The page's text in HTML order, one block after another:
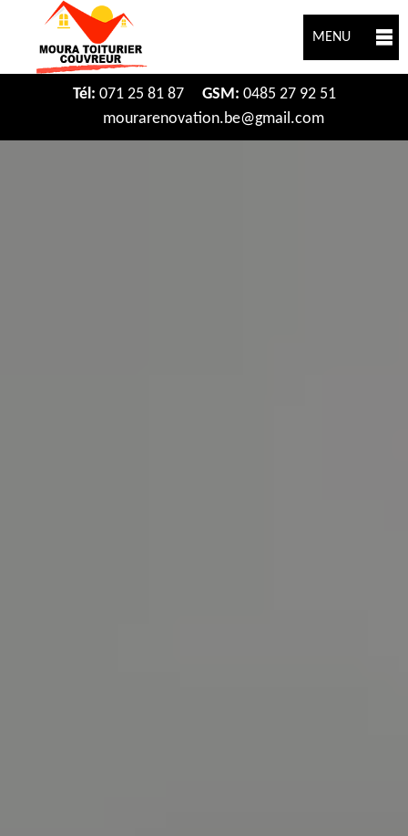
MENU
Tél: 071 25 81 87 GSM: 0485 27 92 51
mourarenovation.be@gmail.com